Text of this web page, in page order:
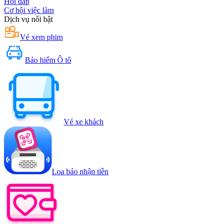
Cơ hội việc làm
Dịch vụ nổi bật
Vé xem phim
Bảo hiểm Ô tô
Vé xe khách
Loa báo nhận tiền